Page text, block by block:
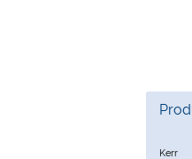
Kerr